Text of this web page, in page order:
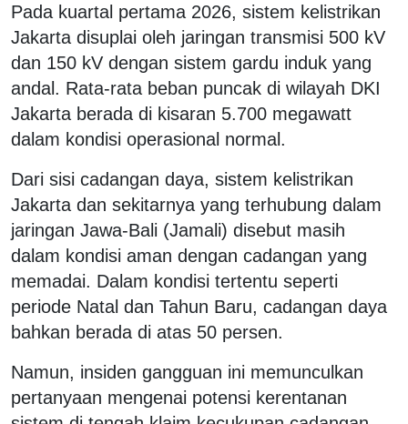
Pada kuartal pertama 2026, sistem kelistrikan
Jakarta disuplai oleh jaringan transmisi 500 kV
dan 150 kV dengan sistem gardu induk yang
andal. Rata-rata beban puncak di wilayah DKI
Jakarta berada di kisaran 5.700 megawatt
dalam kondisi operasional normal.
Dari sisi cadangan daya, sistem kelistrikan
Jakarta dan sekitarnya yang terhubung dalam
jaringan Jawa-Bali (Jamali) disebut masih
dalam kondisi aman dengan cadangan yang
memadai. Dalam kondisi tertentu seperti
periode Natal dan Tahun Baru, cadangan daya
bahkan berada di atas 50 persen.
Namun, insiden gangguan ini memunculkan
pertanyaan mengenai potensi kerentanan